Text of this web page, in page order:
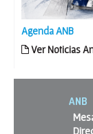
Agenda ANB
Ver Noticias
ANB